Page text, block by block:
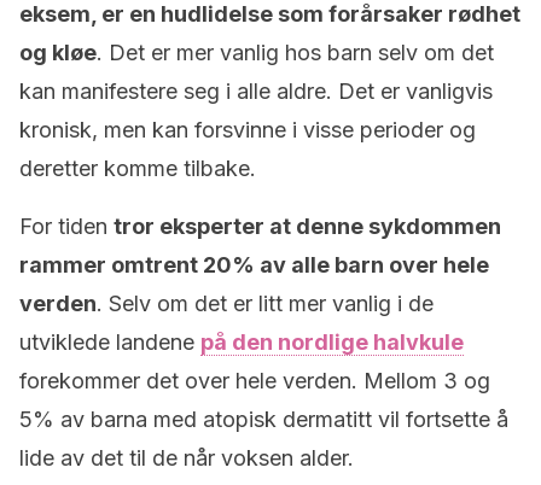
eksem, er en hudlidelse som forårsaker rødhet
og kløe. Det er mer vanlig hos barn selv om det
kan manifestere seg i alle aldre. Det er vanligvis
kronisk, men kan forsvinne i visse perioder og
deretter komme tilbake.
For tiden tror eksperter at denne sykdommen
rammer omtrent 20% av alle barn over hele
verden. Selv om det er litt mer vanlig i de
utviklede landene på den nordlige halvkule
forekommer det over hele verden. Mellom 3 og
5% av barna med atopisk dermatitt vil fortsette å
lide av det til de når voksen alder.